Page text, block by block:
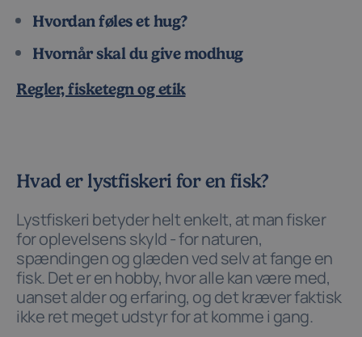
Hvordan føles et hug?
Hvornår skal du give modhug
Regler, fisketegn og etik
Hvad er lystfiskeri for en fisk?
Lystfiskeri betyder helt enkelt, at man fisker
for oplevelsens skyld - for naturen,
spændingen og glæden ved selv at fange en
fisk. Det er en hobby, hvor alle kan være med,
uanset alder og erfaring, og det kræver faktisk
ikke ret meget udstyr for at komme i gang.